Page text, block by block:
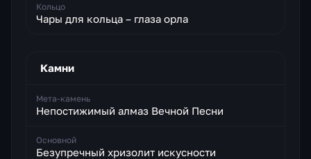
Кольцо
Чары для кольца – глаза орла
Камни
Мета-камень
Непостижимый алмаз Вечной Песни
Основной
Безупречный хризолит искусности